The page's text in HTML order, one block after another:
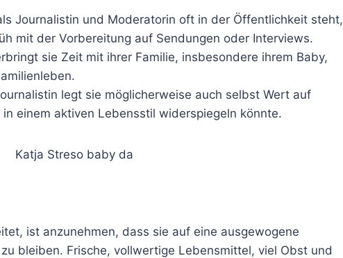
Journalistin und Moderatorin oft in der Öffentlichkeit steht,
mit der Vorbereitung auf Sendungen oder Interviews.
sie Zeit mit ihrer Familie, insbesondere ihrem Baby,
legt sie möglicherweise auch selbst Wert auf
einem aktiven Lebensstil widerspiegeln könnte.
ist anzunehmen, dass sie auf eine ausgewogene
bleiben. Frische, vollwertige Lebensmittel, viel Obst und